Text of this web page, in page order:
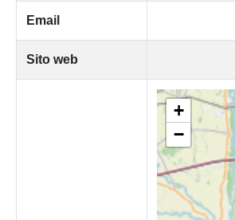
Email
Sito web
+
−